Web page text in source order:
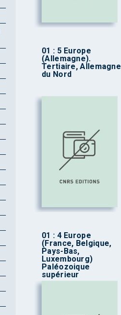
01 : 5 Europe
(Allemagne).
Tertiaire, Allemagne
du Nord
01 : 4 Europe
(France, Belgique,
Pays-Bas,
Luxembourg)
Paléozoique
supérieur